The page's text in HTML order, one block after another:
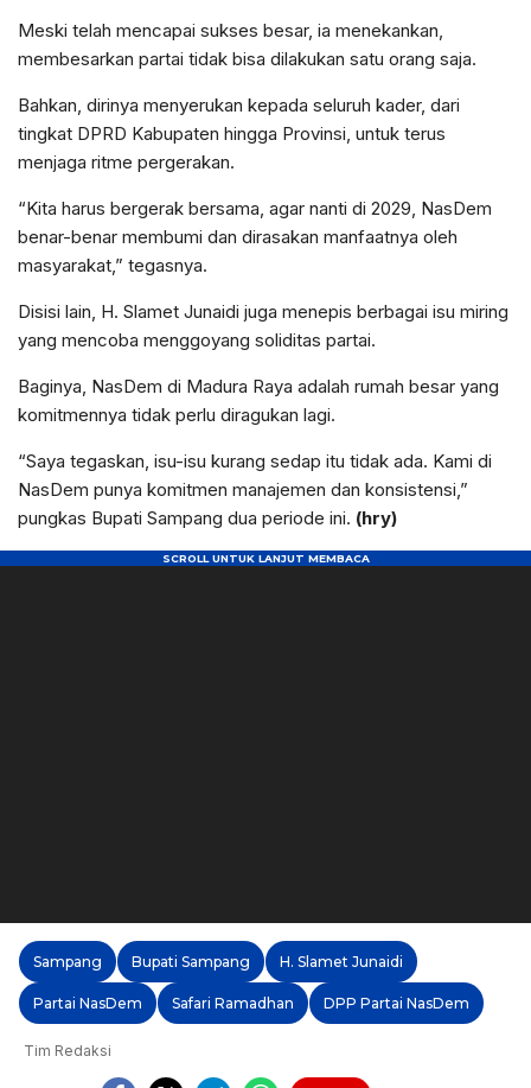
Meski telah mencapai sukses besar, ia menekankan,
membesarkan partai tidak bisa dilakukan satu orang saja.
Bahkan, dirinya menyerukan kepada seluruh kader, dari
tingkat DPRD Kabupaten hingga Provinsi, untuk terus
menjaga ritme pergerakan.
“Kita harus bergerak bersama, agar nanti di 2029, NasDem
benar-benar membumi dan dirasakan manfaatnya oleh
masyarakat,” tegasnya.
Disisi lain, H. Slamet Junaidi juga menepis berbagai isu miring
yang mencoba menggoyang soliditas partai.
Baginya, NasDem di Madura Raya adalah rumah besar yang
komitmennya tidak perlu diragukan lagi.
“Saya tegaskan, isu-isu kurang sedap itu tidak ada. Kami di
NasDem punya komitmen manajemen dan konsistensi,”
pungkas Bupati Sampang dua periode ini. (hry)
Sampang Bupati Sampang H. Slamet Junaidi
Partai NasDem Safari Ramadhan DPP Partai NasDem
Tim Redaksi